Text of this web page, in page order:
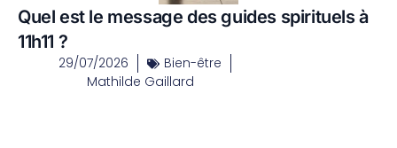
Quel est le message des guides spirituels à
11h11 ?
29/07/2026
Bien-être
Mathilde Gaillard